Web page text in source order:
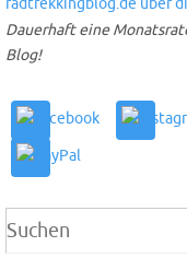
Dauerhaft eine
Blog!